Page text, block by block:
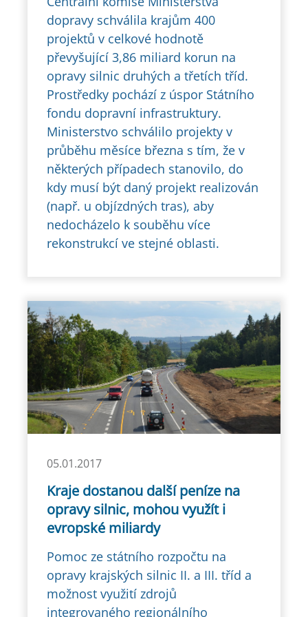
dopravy schválila krajům 400
projektů v celkové hodnotě
převyšující 3,86 miliard korun na
opravy silnic druhých a třetích tříd.
Prostředky pochází z úspor Státního
fondu dopravní infrastruktury.
Ministerstvo schválilo projekty v
průběhu měsíce března s tím, že v
některých případech stanovilo, do
kdy musí být daný projekt realizován
(např. u objízdných tras), aby
nedocházelo k souběhu více
rekonstrukcí ve stejné oblasti.
05.01.2017
Kraje dostanou další peníze na
opravy silnic, mohou využít i
evropské miliardy
Pomoc ze státního rozpočtu na
opravy krajských silnic II. a III. tříd a
možnost využití zdrojů
integrovaného regionálního